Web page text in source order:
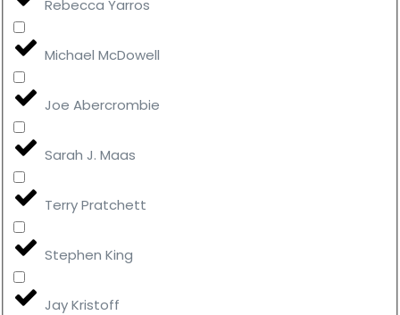
Rebecca Yarros
Michael McDowell
Joe Abercrombie
Sarah J. Maas
Terry Pratchett
Stephen King
Jay Kristoff